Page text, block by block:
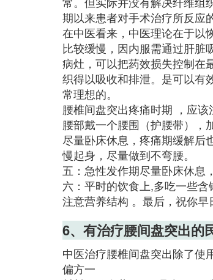
期以来患者对手术治疗所反应
在中医看来，中医理论在于以
比较缓慢，因内服需通过肝脏
病灶，可以把药效损失控制在
织得以吸收和排泄。是可以有
常理想的。
腰椎间盘突出疼痛时期 ，应
腰部戴一个腰围（护腰带）
尽量卧床休息，疼痛期缓解后
慢起身，尽量做到不弯腰。
五：急性发作期尽量卧床休息
六：平时的饮食上,多吃一些
注意营养结构 。最后，祝你早
6、有治疗腰间盘突出的
中医治疗腰椎间盘突出除了使
偏方一